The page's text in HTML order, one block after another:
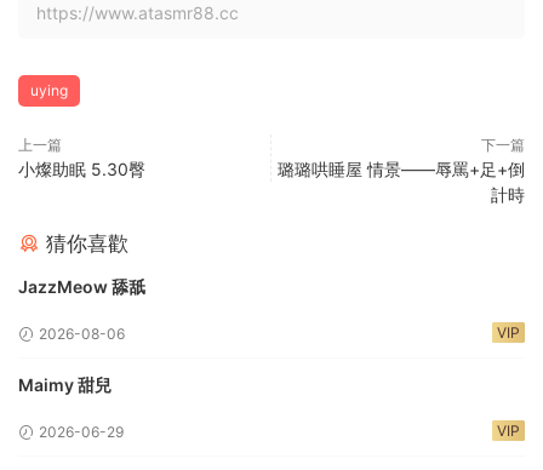
https://www.atasmr88.cc
uying
上一篇
小燦助眠 5.30臀
下一篇
璐璐哄睡屋 情景——辱罵+足+倒
計時
猜你喜歡
JazzMeow 舔舐
2026-08-06 VIP
Maimy 甜兒
2026-06-29 VIP